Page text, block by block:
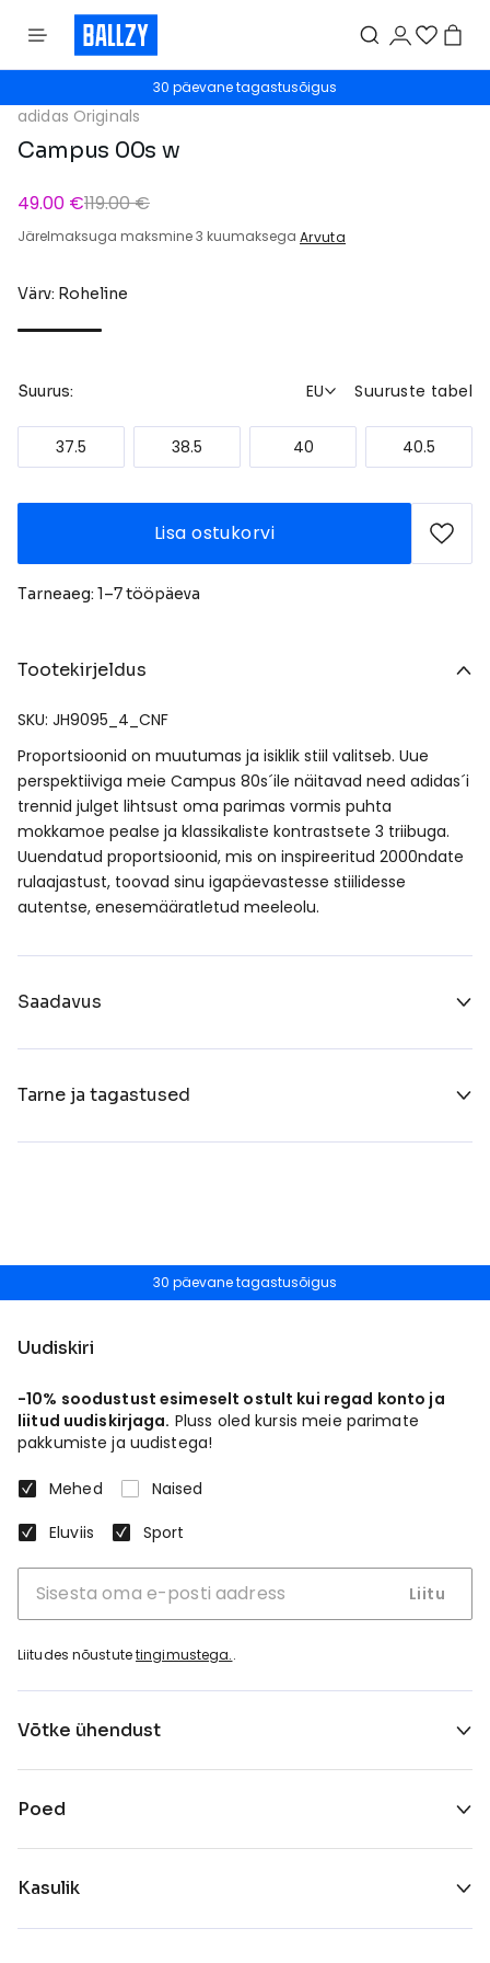
30 päevane tagastusõigus
adidas Originals
Campus 00s w
49.00 €119.00 €
Järelmaksuga maksmine 3 kuumaksega Arvuta
Värv: Roheline
Suurus: EU Suuruste tabel
37.5 38.5 40 40.5
Lisa ostukorvi
Tarneaeg: 1–7 tööpäeva
Tootekirjeldus
SKU: JH9095_4_CNF
Proportsioonid on muutumas ja isiklik stiil valitseb. Uue
perspektiiviga meie Campus 80s´ile näitavad need adidas´i
trennid julget lihtsust oma parimas vormis puhta
mokkamoe pealse ja klassikaliste kontrastsete 3 triibuga.
Uuendatud proportsioonid, mis on inspireeritud 2000ndate
rulaajastust, toovad sinu igapäevastesse stiilidesse
autentse, enesemääratletud meeleolu.
Saadavus
Tarne ja tagastused
30 päevane tagastusõigus
Uudiskiri
-10% soodustust esimeselt ostult kui regad konto ja
liitud uudiskirjaga. Pluss oled kursis meie parimate
pakkumiste ja uudistega!
Mehed
Naised
Eluviis
Sport
Liitu
Liitudes nõustutetingimustega..
Võtke ühendust
Poed
Kasulik